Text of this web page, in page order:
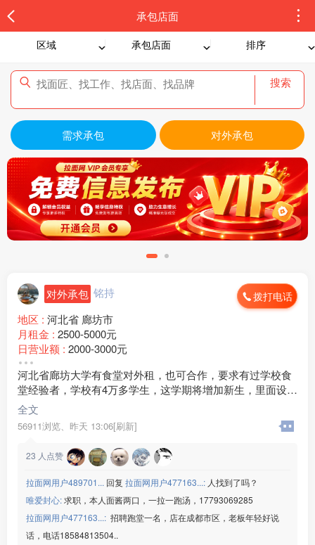
承包店面
区域 承包店面 排序
搜索
需求承包 对外承包
对外承包 铭持 拨打电话
地区 : 河北省 廊坊市
月租金 : 2500-5000元
日营业额 : 2000-3000元
周边环境 :
店内设施 :水电 空调
河北省廊坊大学有食堂对外租，也可合作，要求有过学校食
堂经验者，学校有4万多学生，这学期将增加新生，里面设备
齐全，有想法的联系18***93
全文
56911浏览、 昨天 13:06[刷新]
23 人点赞
拉面网用户489701... 回复 拉面网用户477163...: 人找到了吗？
唯爱封心:求职，本人面酱两口，一拉一跑汤，17793069285
拉面网用户477163...: 招聘跑堂一名，店在成都市区，老板年轻好说
话，电话18584813504..